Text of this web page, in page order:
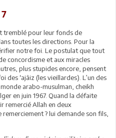
7
tremblé pour leur fonds de
toutes les directions. Pour la
notre foi. Le postulat que tout
concordisme et aux miracles
plus stupides encore, pensent
des ‘ajâiz (les vieillardes). L’un des
arabo-musulman, cheikh
en juin 1967. Quand la défaite
remercié Allah en deux
? lui demande son fils,